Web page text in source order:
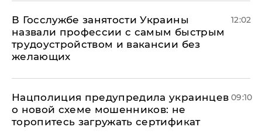
В Госслужбе занятости Украины
назвали профессии с самым быстрым
трудоустройством и вакансии без
желающих
12:02
Нацполиция предупредила украинцев
о новой схеме мошенников: не
торопитесь загружать сертификат
09:10